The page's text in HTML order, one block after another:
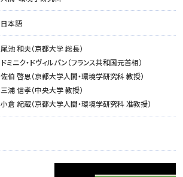
日本語
尾池 和夫（京都大学 総長）
ドミニク・ドヴィルパン（フランス共和国元首相）
佐伯 啓思（京都大学人間・環境学研究科 教授）
三浦 信孝（中央大学 教授）
小倉 紀蔵（京都大学人間・環境学研究科 准教授）